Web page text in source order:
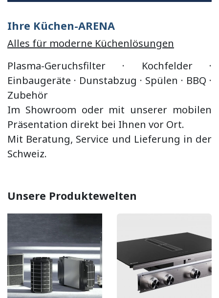
Ihre Küchen-ARENA
Alles für moderne Küchenlösungen
Plasma-Geruchsfilter · Kochfelder ·
Einbaugeräte · Dunstabzug · Spülen · BBQ ·
Zubehör
Im Showroom oder mit unserer mobilen
Präsentation direkt bei Ihnen vor Ort.
Mit Beratung, Service und Lieferung in der
Schweiz.
Unsere Produktewelten